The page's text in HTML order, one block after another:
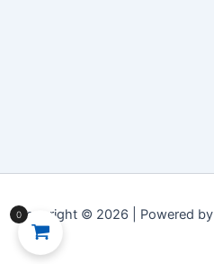
Copyright © 2026 | Powered by
0